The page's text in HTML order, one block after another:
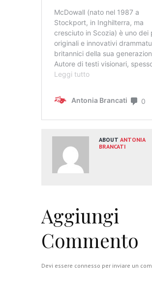
ABOUTANTONIA
BRANCATI
Aggiungi
Commento
Devi essere connesso per inviare un